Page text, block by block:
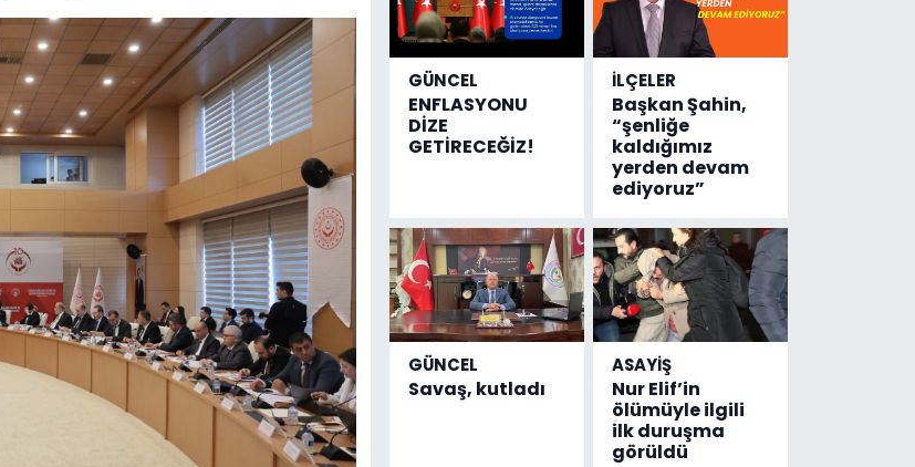
GÜNCEL
ENFLASYONU
DİZE
GETİRECEĞİZ!
İLÇELER
Başkan Şahin,
“şenliğe
kaldığımız
yerden devam
ediyoruz”
GÜNCEL
Savaş, kutladı
ASAYİŞ
Nur Elif’in
ölümüyle ilgili
ilk duruşma
görüldü